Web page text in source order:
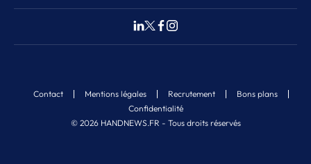
© 2026 HANDNEWS.FR - Tous droits réservés
Contact Mentions légales Recrutement
Bons plans
Confidentialité